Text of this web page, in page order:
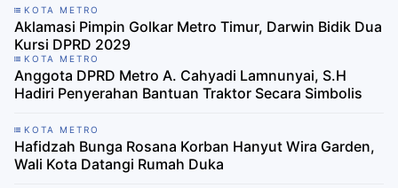
KOTA METRO
Aklamasi Pimpin Golkar Metro Timur, Darwin Bidik Dua
Kursi DPRD 2029
KOTA METRO
Anggota DPRD Metro A. Cahyadi Lamnunyai, S.H
Hadiri Penyerahan Bantuan Traktor Secara Simbolis
KOTA METRO
Hafidzah Bunga Rosana Korban Hanyut Wira Garden,
Wali Kota Datangi Rumah Duka